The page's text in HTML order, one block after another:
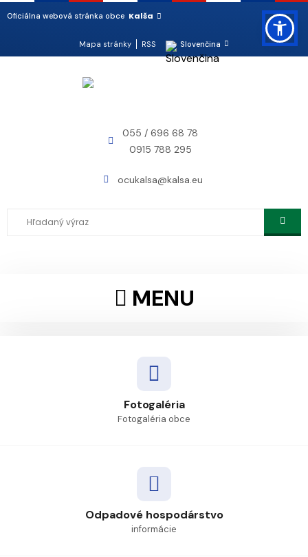
Oficiálna webová stránka obce Kalša
Mapa stránky RSS Slovenčina
055 / 696 68 78
0915 788 295
ocukalsa@kalsa.eu
MENU
Fotogaléria
Fotogaléria obce
Odpadové hospodárstvo
informácie